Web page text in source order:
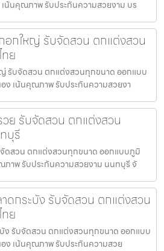
เน้นคุณภาพ รับประกันความสวยงาม บร
อกใหญ่ รับจัดสวน ตกแต่งสวน
ย
รับจัดสวน ตกแต่งสวนทุกขนาด ออกแบบ
ง เน้นคุณภาพ รับประกันความสวยงา
ย รับจัดสวน ตกแต่งสวน
บุรี
ดสวน ตกแต่งสวนทุกขนาด ออกแบบภูมิ
ภาพ รับประกันความสวยงาม นนทบุรี จั
กระบัง รับจัดสวน ตกแต่งสวน
ย
ง รับจัดสวน ตกแต่งสวนทุกขนาด ออกแบบ
ง เน้นคุณภาพ รับประกันความสวย